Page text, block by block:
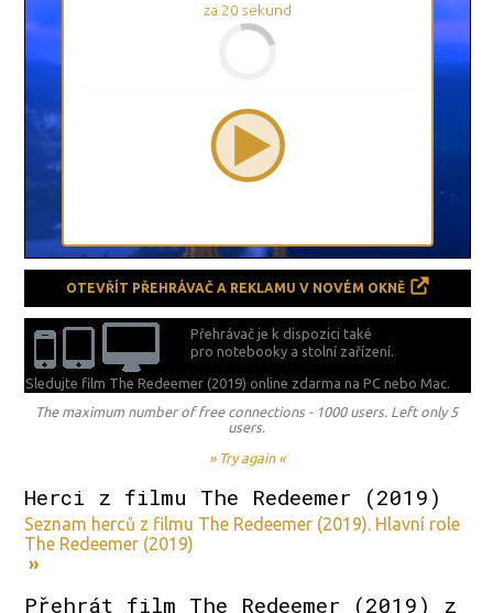
za 19 sekund
OTEVŘÍT PŘEHRÁVAČ A REKLAMU V NOVÉM OKNĚ
Přehrávač je k dispozici také
pro notebooky a stolní zařízení.
Sledujte film The Redeemer (2019) online zdarma naPC nebo Mac.
The maximum number of free connections - 1000 users. Left only 5
users.
» Try again «
Herci z filmu The Redeemer (2019)
Seznam herců z filmu The Redeemer (2019). Hlavní role
The Redeemer (2019)
»
Přehrát film The Redeemer (2019) z